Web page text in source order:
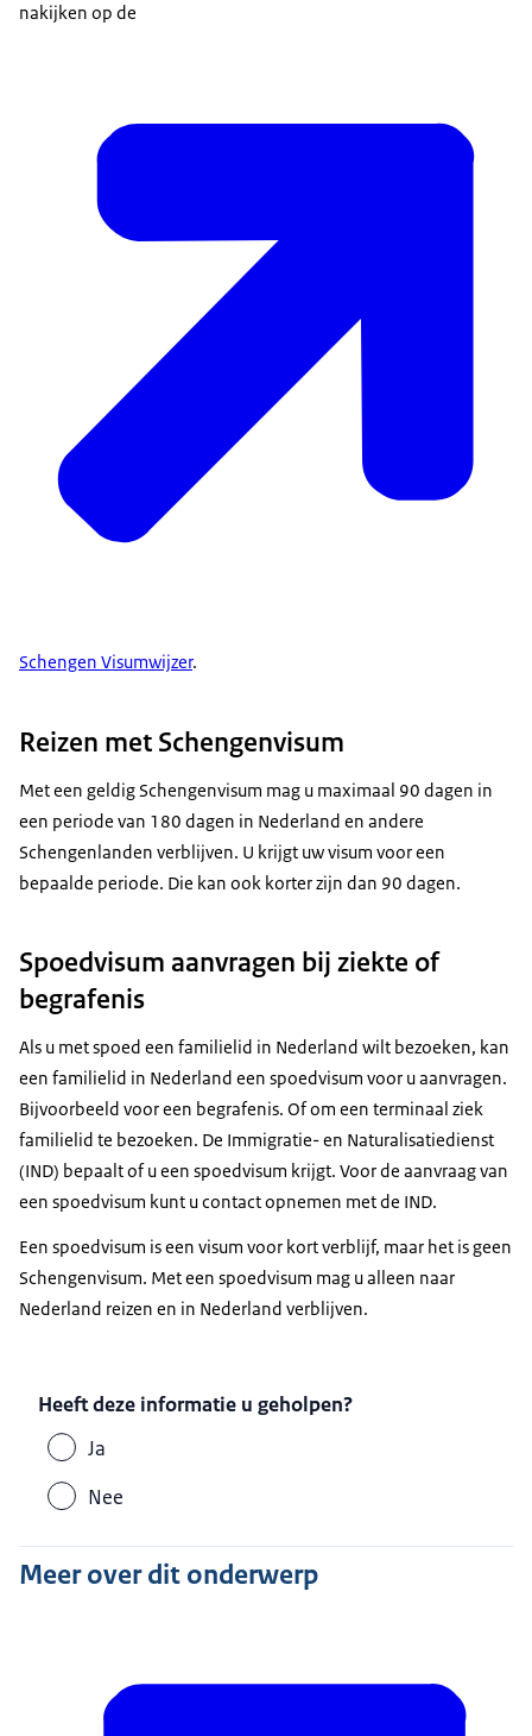
nakijken op de
Schengen Visumwijzer.
Reizen met Schengenvisum
Met een geldig Schengenvisum mag u maximaal 90 dagen in
een periode van 180 dagen in Nederland en andere
Schengenlanden verblijven. U krijgt uw visum voor een
bepaalde periode. Die kan ook korter zijn dan 90 dagen.
Spoedvisum aanvragen bij ziekte of
begrafenis
Als u met spoed een familielid in Nederland wilt bezoeken, kan
een familielid in Nederland een spoedvisum voor u aanvragen.
Bijvoorbeeld voor een begrafenis. Of om een terminaal ziek
familielid te bezoeken. De Immigratie- en Naturalisatiedienst
(IND) bepaalt of u een spoedvisum krijgt. Voor de aanvraag van
een spoedvisum kunt u contact opnemen met de IND.
Een spoedvisum is een visum voor kort verblijf, maar het is geen
Schengenvisum. Met een spoedvisum mag u alleen naar
Nederland reizen en in Nederland verblijven.
Heeft deze informatie u geholpen?
Ja
Nee
Meer over dit onderwerp